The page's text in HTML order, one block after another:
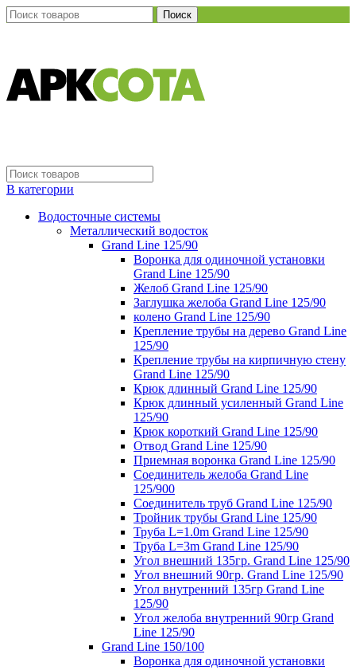
Поиск
В категории
Водосточные системы
Металлический водосток
Grand Line 125/90
Воронка для одиночной установки
Grand Line 125/90
Желоб Grand Line 125/90
Заглушка желоба Grand Line 125/90
колено Grand Line 125/90
Крепление трубы на дерево Grand Line
125/90
Крепление трубы на кирпичную стену
Grand Line 125/90
Крюк длинный Grand Line 125/90
Крюк длинный усиленный Grand Line
125/90
Крюк короткий Grand Line 125/90
Отвод Grand Line 125/90
Приемная воронка Grand Line 125/90
Соединитель желоба Grand Line
125/900
Соединитель труб Grand Line 125/90
Тройник трубы Grand Line 125/90
Труба L=1.0m Grand Line 125/90
Труба L=3m Grand Line 125/90
Угол внешний 135гр. Grand Line 125/90
Угол внешний 90гр. Grand Line 125/90
Угол внутренний 135гр Grand Line
125/90
Угол желоба внутренний 90гр Grand
Line 125/90
Grand Line 150/100
Воронка для одиночной установки